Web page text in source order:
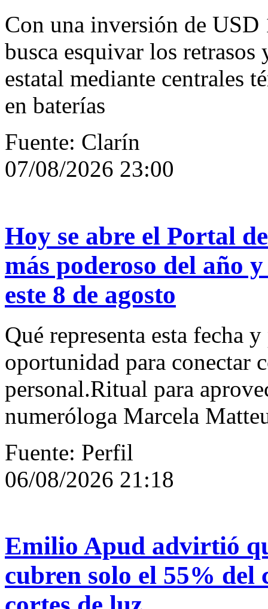
Con una inversión de
busca esquivar los
estatal mediante centrales
en baterías
Fuente: Clarín
07/08/2026 23:00
Hoy se abre el Portal
más poderoso del año
este 8 de agosto
Qué representa esta fecha
oportunidad para conectar
personal.Ritual para
numeróloga Marcela
Fuente: Perfil
06/08/2026 21:18
Emilio Apud advirtió
cubren solo el 55% del